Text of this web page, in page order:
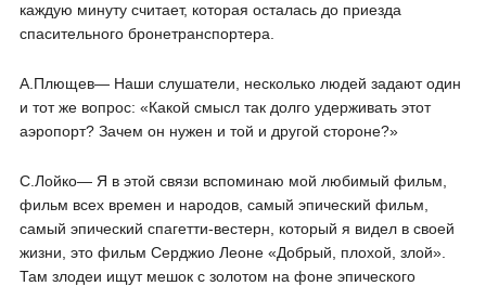
каждую минуту считает, которая осталась до приезда
спасительного бронетранспортера.
А.Плющев― Наши слушатели, несколько людей задают один
и тот же вопрос: «Какой смысл так долго удерживать этот
аэропорт? Зачем он нужен и той и другой стороне?»
С.Лойко― Я в этой связи вспоминаю мой любимый фильм,
фильм всех времен и народов, самый эпический фильм,
самый эпический спагетти-вестерн, который я видел в своей
жизни, это фильм Серджио Леоне «Добрый, плохой, злой».
Там злодеи ищут мешок с золотом на фоне эпического